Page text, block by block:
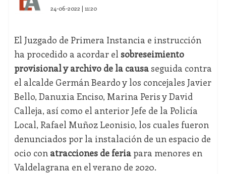
24-06-2022 | 11:20
El Juzgado de Primera Instancia e instrucción
ha procedido a acordar el sobreseimiento
provisional y archivo de la causaseguida contra
el alcalde Germán Beardo y los concejales Javier
Bello, Danuxia Enciso, Marina Peris y David
Calleja, así como el anterior Jefe de la Policía
Local, Rafael Muñoz Leonisio, los cuales fueron
denunciados por la instalación de un espacio de
ocio con atracciones de feriapara menores en
Valdelagrana en el verano de 2020.